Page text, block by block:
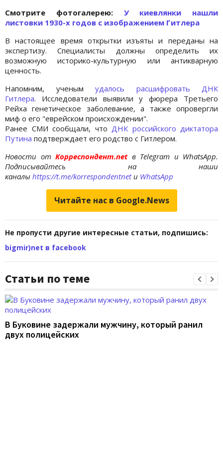
Cмотрите фотогалерею: У киевлянки нашли
листовки 1930-х годов с изображением Гитлера
В настоящее время открытки изъяты и переданы на
экспертизу. Специалисты должны определить их
возможную историко-культурную или антикварную
ценность.
Напомним, ученым удалось расшифровать ДНК
Гитлера. Исследователи выявили у фюрера Третьего
Рейха генетическое заболевание, а также опровергли
миф о его "еврейском происхождении".
Ранее СМИ сообщали, что ДНК российского диктатора
Путина подтверждает его родство с Гитлером.
Новости отКорреспондент.net в Telegram и WhatsApp.
Подписывайтесь на наши
каналы https://t.me/korrespondentnetи WhatsApp
Читайте нас в Google.News
Не пропусти другие интересные статьи, подпишись:
bigmir)net в facebook
Статьи по теме
В Буковине задержали мужчину, который ранил
двух полицейских